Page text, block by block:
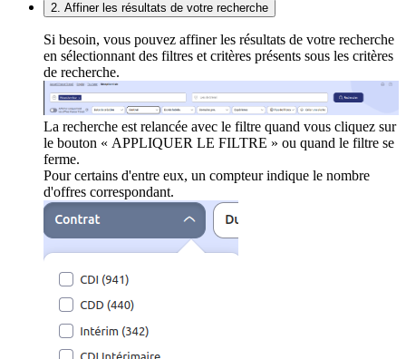
2. Affiner les résultats de votre recherche
Si besoin, vous pouvez affiner les résultats de votre recherche
en sélectionnant des filtres et critères présents sous les critères
de recherche.
La recherche est relancée avec le filtre quand vous cliquez sur
le bouton « APPLIQUER LE FILTRE » ou quand le filtre se
ferme.
Pour certains d'entre eux, un compteur indique le nombre
d'offres correspondant.